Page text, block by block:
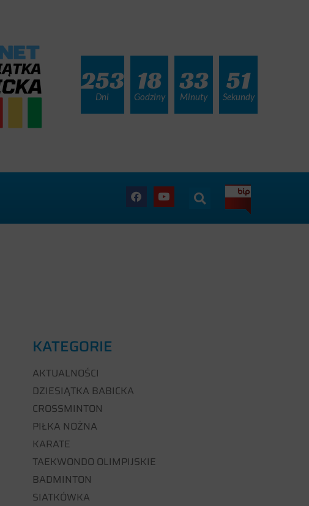
253
Dni
18
Godziny
33
Minuty
50
Sekundy
KATEGORIE
AKTUALNOŚCI
DZIESIĄTKA BABICKA
CROSSMINTON
PIŁKA NOŻNA
KARATE
TAEKWONDO OLIMPIJSKIE
BADMINTON
SIATKÓWKA